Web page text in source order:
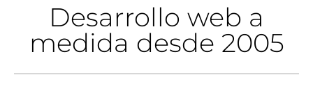
Desarrollo web a
medida desde 2005